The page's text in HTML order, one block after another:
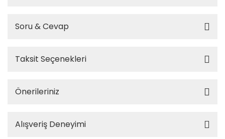
Soru & Cevap
Taksit Seçenekleri
Önerileriniz
Alışveriş Deneyimi